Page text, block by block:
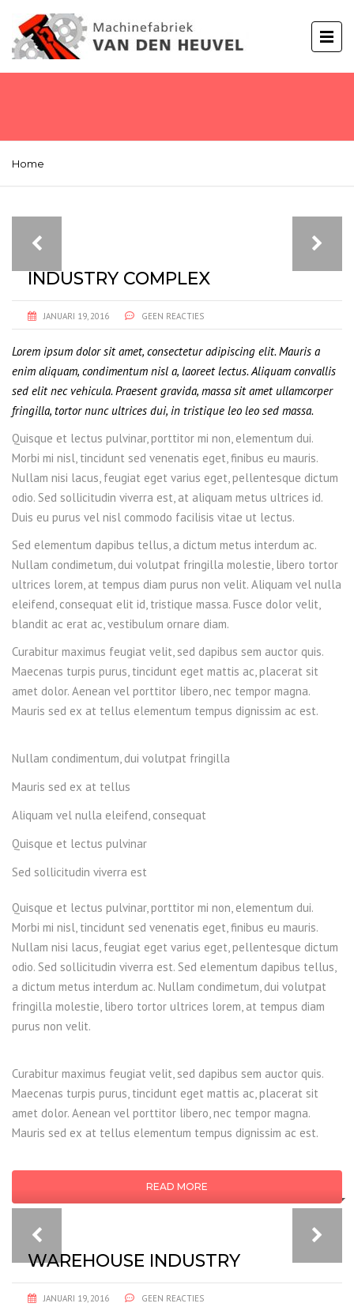
Home
INDUSTRY COMPLEX
JANUARI 19, 2016 GEEN REACTIES
Lorem ipsum dolor sit amet, consectetur adipiscing elit. Mauris a
enim aliquam, condimentum nisl a, laoreet lectus. Aliquam convallis
sed elit nec vehicula. Praesent gravida, massa sit amet ullamcorper
fringilla, tortor nunc ultrices dui, in tristique leo leo sed massa.
Quisque et lectus pulvinar, porttitor mi non, elementum dui.
Morbi mi nisl, tincidunt sed venenatis eget, finibus eu mauris.
Nullam nisi lacus, feugiat eget varius eget, pellentesque dictum
odio. Sed sollicitudin viverra est, at aliquam metus ultrices id.
Duis eu purus vel nisl commodo facilisis vitae ut lectus.
Sed elementum dapibus tellus, a dictum metus interdum ac.
Nullam condimetum, dui volutpat fringilla molestie, libero tortor
ultrices lorem, at tempus diam purus non velit. Aliquam vel nulla
eleifend, consequat elit id, tristique massa. Fusce dolor velit,
blandit ac erat ac, vestibulum ornare diam.
Curabitur maximus feugiat velit, sed dapibus sem auctor quis.
Maecenas turpis purus, tincidunt eget mattis ac, placerat sit
amet dolor. Aenean vel porttitor libero, nec tempor magna.
Mauris sed ex at tellus elementum tempus dignissim ac est.
Nullam condimentum, dui volutpat fringilla
Mauris sed ex at tellus
Aliquam vel nulla eleifend, consequat
Quisque et lectus pulvinar
Sed sollicitudin viverra est
Quisque et lectus pulvinar, porttitor mi non, elementum dui.
Morbi mi nisl, tincidunt sed venenatis eget, finibus eu mauris.
Nullam nisi lacus, feugiat eget varius eget, pellentesque dictum
odio. Sed sollicitudin viverra est. Sed elementum dapibus tellus,
a dictum metus interdum ac. Nullam condimetum, dui volutpat
fringilla molestie, libero tortor ultrices lorem, at tempus diam
purus non velit.
Curabitur maximus feugiat velit, sed dapibus sem auctor quis.
Maecenas turpis purus, tincidunt eget mattis ac, placerat sit
amet dolor. Aenean vel porttitor libero, nec tempor magna.
Mauris sed ex at tellus elementum tempus dignissim ac est.
READ MORE
WAREHOUSE INDUSTRY
JANUARI 19, 2016 GEEN REACTIES